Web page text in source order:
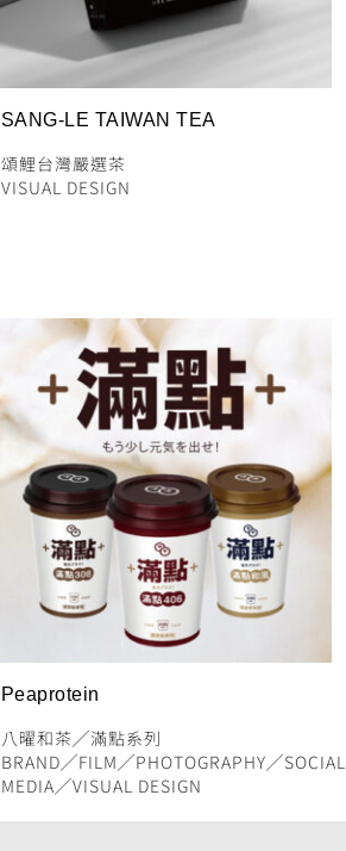
SANG-LE TAIWAN TEA
頌鯉台灣嚴選茶
VISUAL DESIGN
Peaprotein
八曜和茶╱滿點系列
BRAND╱FILM╱PHOTOGRAPHY╱SOCIAL
MEDIA╱VISUAL DESIGN